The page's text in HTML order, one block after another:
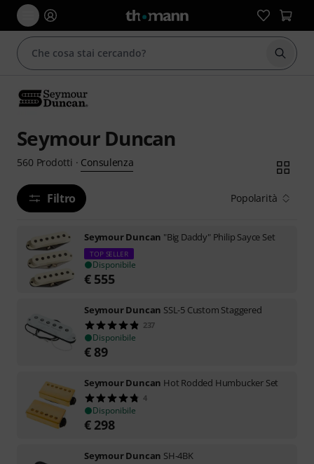
Seymour Duncan
560 Prodotti · Consulenza
Filtro Popolarità
Seymour Duncan "Big Daddy" Philip Sayce Set
TOP SELLER
Disponibile
€ 555
Seymour Duncan SSL-5 Custom Staggered
237
Disponibile
€ 89
Seymour Duncan Hot Rodded Humbucker Set
4
Disponibile
€ 298
Seymour Duncan SH-4BK